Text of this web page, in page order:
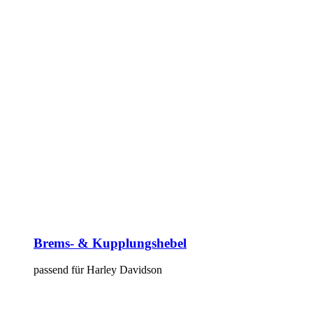
Brems- & Kupplungshebel
passend für Harley Davidson